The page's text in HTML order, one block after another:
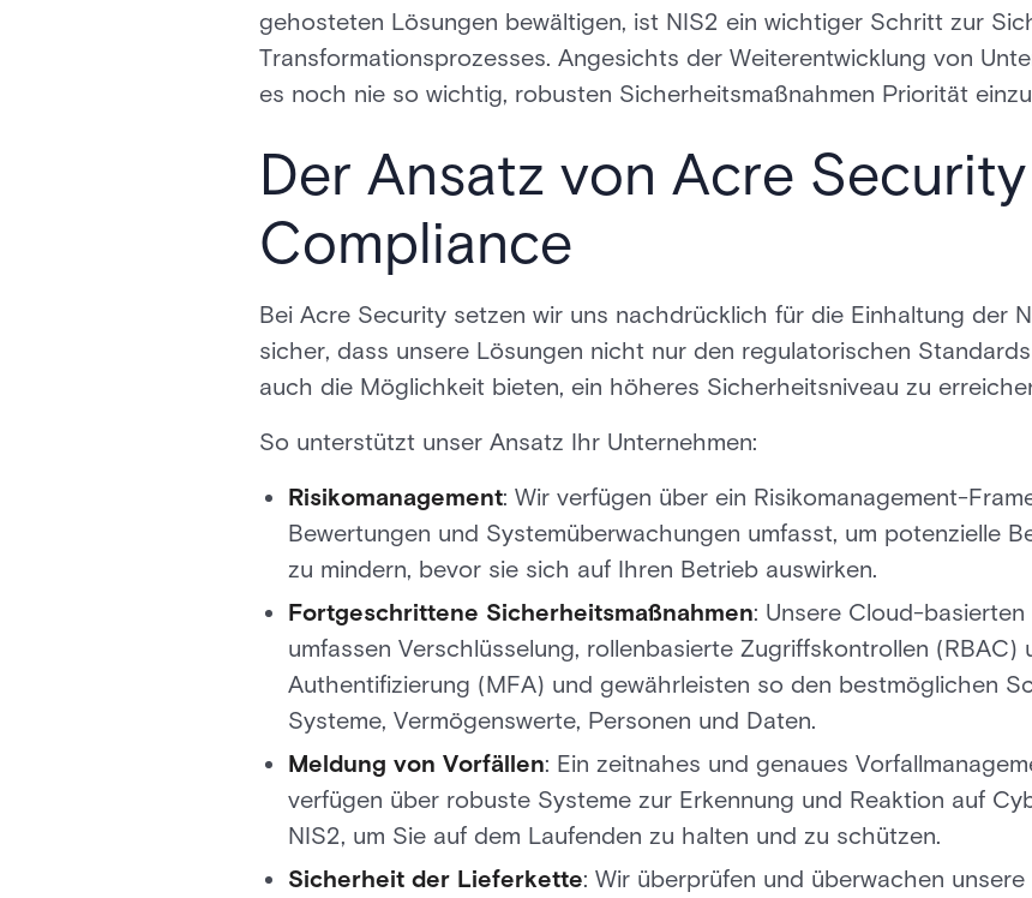
gehosteten Lösungen bewältigen, ist NIS2 ein wichtiger Schritt zur
Transformationsprozesses. Angesichts der Weiterentwicklung von
es noch nie so wichtig, robusten Sicherheitsmaßnahmen Priorität
Der Ansatz von Acre
Compliance
Bei Acre Security setzen wir uns nachdrücklich für die Einhaltung der
sicher, dass unsere Lösungen nicht nur den regulatorischen
auch die Möglichkeit bieten, ein höheres Sicherheitsniveau zu
So unterstützt unser Ansatz Ihr Unternehmen:
Risikomanagement: Wir verfügen über ein Risikomanagement-
Bewertungen und Systemüberwachungen umfasst, um potenzielle
zu mindern, bevor sie sich auf Ihren Betrieb auswirken.
Fortgeschrittene Sicherheitsmaßnahmen: Unsere Cloud-
umfassen Verschlüsselung, rollenbasierte Zugriffskontrollen
Authentifizierung (MFA) und gewährleisten so den bestmöglichen
Systeme, Vermögenswerte, Personen und Daten.
Meldung von Vorfällen: Ein zeitnahes und genaues
verfügen über robuste Systeme zur Erkennung und Reaktion auf
NIS2, um Sie auf dem Laufenden zu halten und zu schützen.
Sicherheit der Lieferkette: Wir überprüfen und überwachen